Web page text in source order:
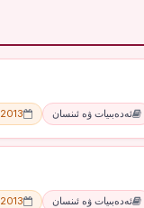
ئەدەبىيات ۋە ئىنسان 2013 - يىل
ئەدەبىيات ۋە ئىنسان 2013 - يىل